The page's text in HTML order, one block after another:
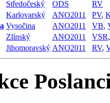
Středočeský ODS
RV
Karlovarský ANO2011 PV,
Vysočina ANO2011 VB,
Zlínský ANO2011 VSR
Jihomoravský ANO2011 RV,